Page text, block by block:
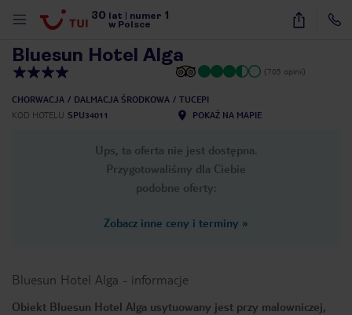
30 lat numer 1
w Polsce
14
Bluesun Hotel Alga
(705 opinii)
CHORWACJA DALMACJA ŚRODKOWA
TUCEPI
KOD HOTELU SPU34011 POKAŻ NA MAPIE
Ups, ta oferta nie jest dostępna.
Przygotowaliśmy dla Ciebie
podobne oferty:
Zobacz inne ceny i terminy »
Bluesun Hotel Alga - informacje
Obiekt Bluesun Hotel Alga usytuowany jest przy malowniczej,